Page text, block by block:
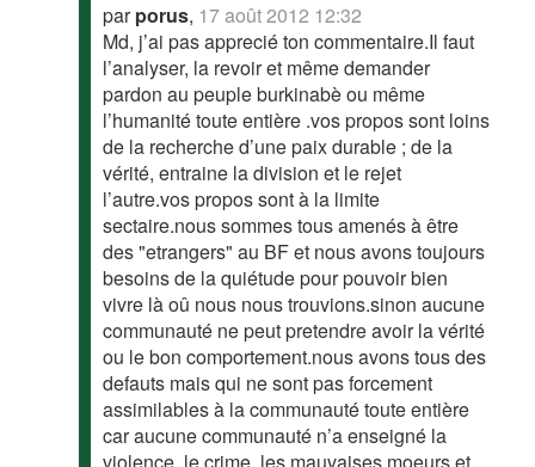
parporus, 17 août 2012 12:32
Md, j’ai pas apprecié ton commentaire.Il faut
l’analyser, la revoir et même demander
pardon au peuple burkinabè ou même
l’humanité toute entière .vos propos sont loins
de la recherche d’une paix durable ; de la
vérité, entraine la division et le rejet
l’autre.vos propos sont à la limite
sectaire.nous sommes tous amenés à être
des "etrangers" au BF et nous avons toujours
besoins de la quiétude pour pouvoir bien
vivre là oû nous nous trouvions.sinon aucune
communauté ne peut pretendre avoir la vérité
ou le bon comportement.nous avons tous des
defauts mais qui ne sont pas forcement
assimilables à la communauté toute entière
car aucune communauté n’a enseigné la